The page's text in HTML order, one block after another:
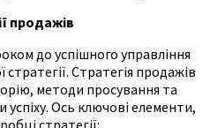
продажів
до успішного управління
Стратегія продажів
методи просування та
Ось ключові елементи,
стратегії: